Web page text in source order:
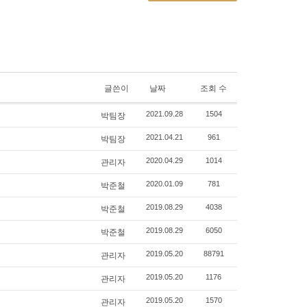
글쓴이 날짜 조회 수
박팀장 2021.09.28 1504
박팀장 2021.04.21 961
관리자 2020.04.29 1014
박준철 2020.01.09 781
박준철 2019.08.29 4038
박준철 2019.08.29 6050
관리자 2019.05.20 88791
관리자 2019.05.20 1176
관리자 2019.05.20 1570